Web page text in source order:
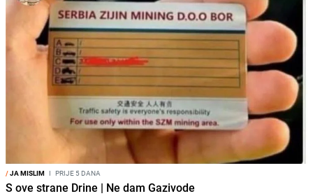
/JA MISLIM I PRIJE 5 DANA
S ove strane Drine | Ne dam Gazivode